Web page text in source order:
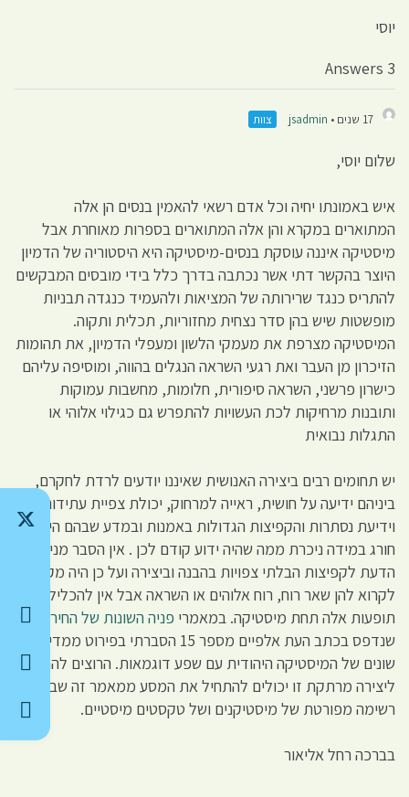
יוסי
3 Answers
17 שנים • jsadmin צוות
שלום יוסי,
איש באמונתו יחיה וכל אדם רשאי להאמין בנסים הן אלה
המתוארים במקרא והן אלה המתוארים בספרות מאוחרת אבל
מיסטיקה איננה עוסקת בנסים-מיסטיקה היא היסטוריה של הדמיון
היוצר בהקשר דתי אשר נכתבה בדרך כלל בידי מובסים המבקשים
להתריס כנגד שרירותה של המציאות ולהעמיד כנגדה תבניות
מופשטות שיש בהן סדר נצחית מחזוריות, תכלית ותקוה.
המיסטיקה מצרפת את מעמקי הלשון ומעפלי הדמיון, את תהומות
הזיכרון מן העבר ואת רגעי השראה הנגלים בהווה, ומוסיפה עליהם
כישרון פרשני, השראה סיפורית, חלומות, מחשבות עמוקות
ותובנות מרחיקות לכת העשויות להתפרש גם כגילוי אלוהי או
התגלות נבואית
יש תחומים רבים ביצירה האנושית שאיננו יודעים לרדת לחקרם,
ביניהם ידיעה על חושית, ראייה למרחוק, יכולת צפיית עתידות
וידיעת נסתרות והקפיצות הגדולות באמנות ובמדע שבהם היוצר
חורג במידה ניכרת ממה שהיה ידוע קודם לכן . אין הסבר מניח את
הדעת לקפיצות הבלתי צפויות בהבנה וביצירה ועל כן היה מקובל
לקרוא להן שאר רוח, רוח אלוהים או השראה אבל אין להכליל
תופעות אלה תחת מיסטיקה. במאמרי פניה השונות של החירות
שנדפס בכתב העת אלפיים מספר 15 הסברתי בפירוט ממדים
שונים של המיסטיקה היהודית עם שפע דוגמאות. הרוצים להתוודע
ליצירה מרתקת זו יכולים להתחיל את המסע ממאמר זה שבסופו
רשימה מפורטת של מיסטיקנים ושל טקסטים מיסטיים.
בברכה רחל אליאור